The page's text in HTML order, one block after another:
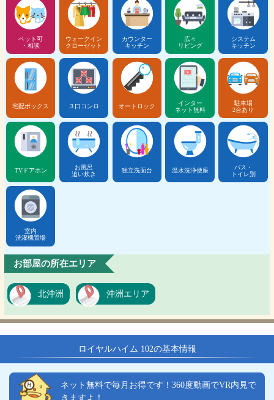
ペット可
・相談
ウォークイン
クローゼット
カウンター
キッチン
広々
リビング
システム
キッチン
宅配ボックス ３口コンロ オートロック
インター
ネット無料
駐車場
2台あり
TVドアホン
お風呂
追い炊き
独立洗面台 温水洗浄便座
バス・
トイレ別
室内
洗濯機置場
お部屋の所在エリア
北沖洲 沖洲エリア
ロイヤルハイム 102の基本情報
ネット無料で毎月お得です！360度動画でVR内見で
きますよ！